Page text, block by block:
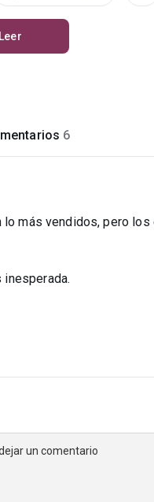
Leer
6
más vendidos, pero
inesperada.
un comentario